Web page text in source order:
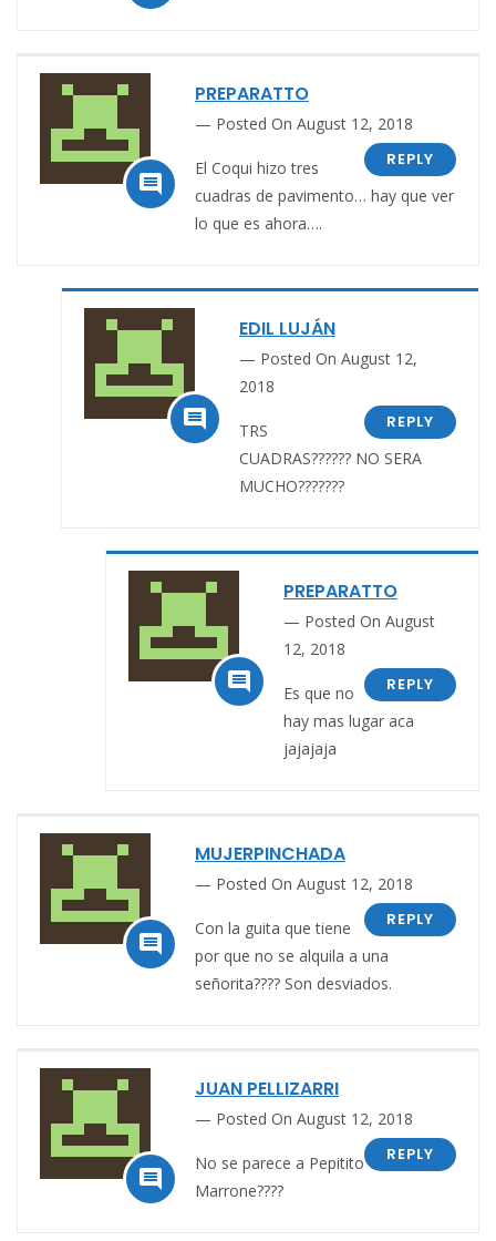

PREPARATTO
Posted On August 12, 2018
REPLY
El Coqui hizo tres
cuadras de pavimento… hay que ver
lo que es ahora….

EDIL LUJÁN
Posted On August 12,
2018
REPLY
TRS
CUADRAS?????? NO SERA
MUCHO???????

PREPARATTO
Posted On August
12, 2018
REPLY
Es que no
hay mas lugar aca
jajajaja

MUJERPINCHADA
Posted On August 12, 2018
REPLY
Con la guita que tiene
por que no se alquila a una
señorita???? Son desviados.

JUAN PELLIZARRI
Posted On August 12, 2018
REPLY
No se parece a Pepitito
Marrone????